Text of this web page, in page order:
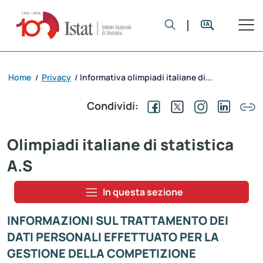
Home / Privacy / Informativa olimpiadi italiane di...
Condividi:
Olimpiadi italiane di statistica
A.S
In questa sezione
INFORMAZIONI SUL TRATTAMENTO DEI
DATI PERSONALI EFFETTUATO PER LA
GESTIONE DELLA COMPETIZIONE